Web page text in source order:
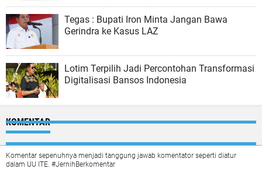
Tegas : Bupati Iron Minta Jangan Bawa
Gerindra ke Kasus LAZ
Lotim Terpilih Jadi Percontohan Transformasi
Digitalisasi Bansos Indonesia
KOMENTAR
Komentar sepenuhnya menjadi tanggung jawab komentator seperti diatur
dalam UU ITE. #JernihBerkomentar